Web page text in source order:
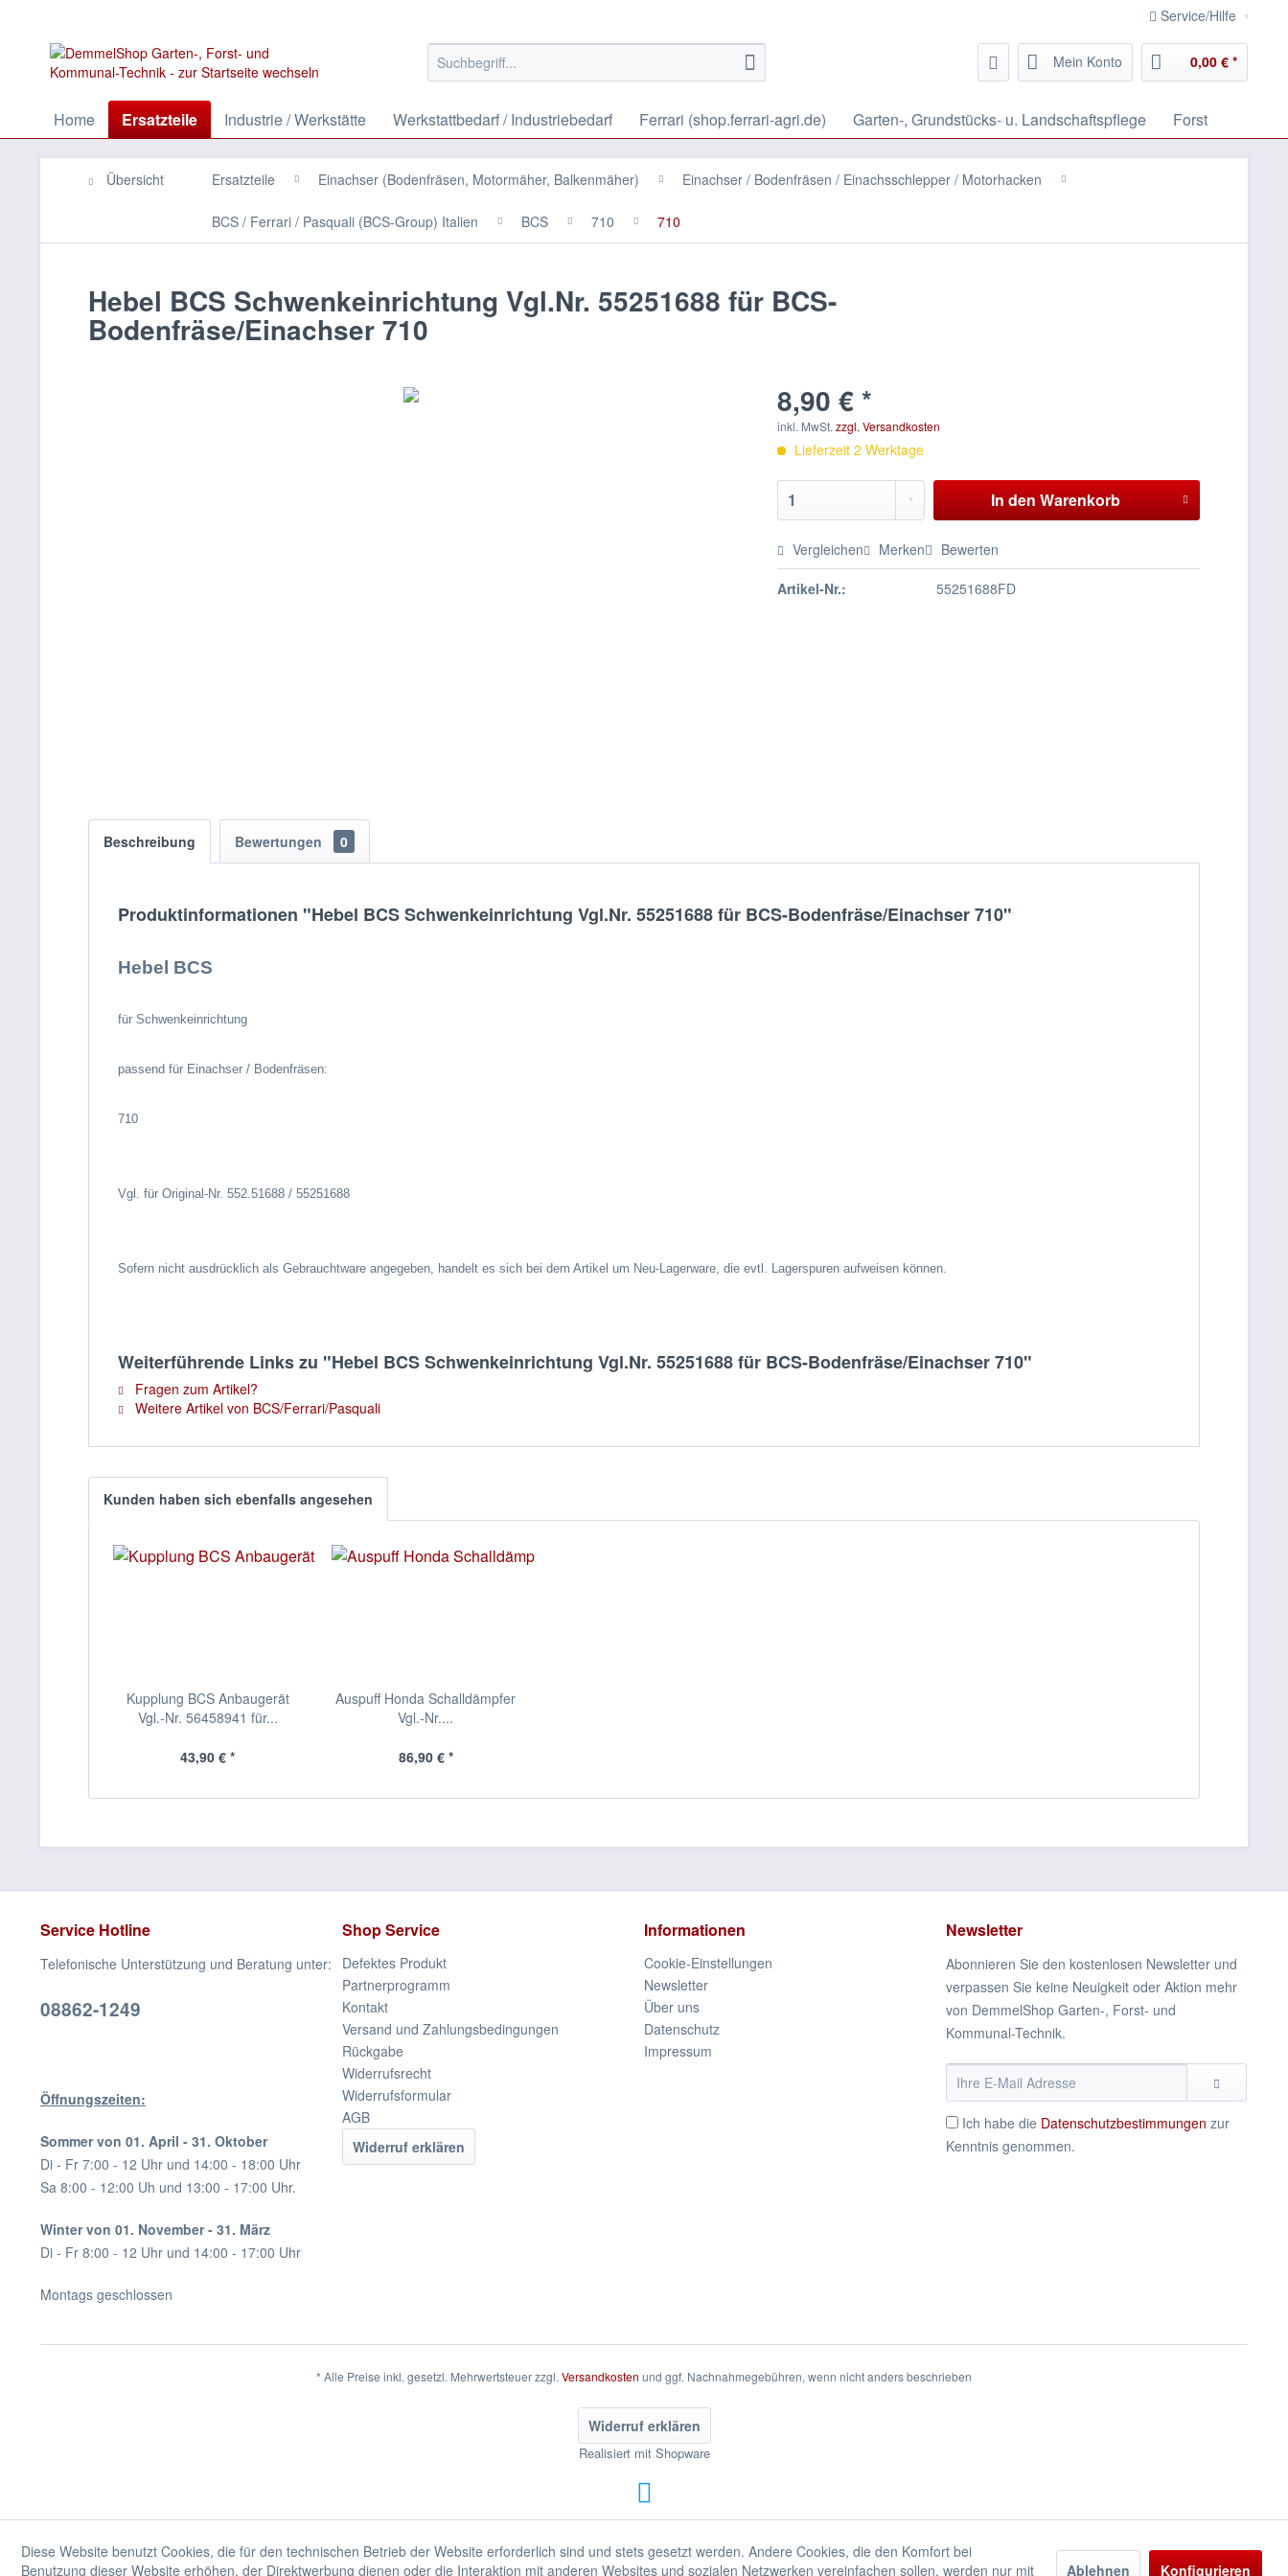
Service/Hilfe
Mein Konto 0,00 € *
Home Ersatzteile Industrie / Werkstätte Werkstattbedarf / Industriebedarf Ferrari (shop.ferrari-agri.de) Garten-, Grundstücks- u. Landschaftspflege Forst
Übersicht Ersatzteile Einachser (Bodenfräsen, Motormäher, Balkenmäher) Einachser / Bodenfräsen / Einachsschlepper / Motorhacken
BCS / Ferrari / Pasquali (BCS-Group) Italien BCS 710 710
Hebel BCS Schwenkeinrichtung Vgl.Nr. 55251688 für BCS-
Bodenfräse/Einachser 710
8,90 € *
inkl. MwSt.zzgl. Versandkosten
Lieferzeit 2 Werktage
In den Warenkorb
Vergleichen Merken Bewerten
Artikel-Nr.: 55251688FD
Beschreibung Bewertungen 0
Produktinformationen "Hebel BCS Schwenkeinrichtung Vgl.Nr. 55251688 für BCS-Bodenfräse/Einachser 710"
Hebel BCS
für Schwenkeinrichtung
passend für Einachser / Bodenfräsen:
710
Vgl. für Original-Nr. 552.51688 / 55251688
Sofern nicht ausdrücklich als Gebrauchtware angegeben, handelt es sich bei dem Artikel um Neu-Lagerware, die evtl. Lagerspuren aufweisen können.
Weiterführende Links zu "Hebel BCS Schwenkeinrichtung Vgl.Nr. 55251688 für BCS-Bodenfräse/Einachser 710"
Fragen zum Artikel?
Weitere Artikel von BCS/Ferrari/Pasquali
Kunden haben sich ebenfalls angesehen
Kupplung BCS Anbaugerät
Vgl.-Nr. 56458941 für...
43,90 € *
Auspuff Honda Schalldämpfer
Vgl.-Nr....
86,90 € *
Service Hotline
Telefonische Unterstützung und Beratung unter:
08862-1249
Öffnungszeiten:
Sommer von 01. April - 31. Oktober
Di - Fr 7:00 - 12 Uhr und 14:00 - 18:00 Uhr
Sa 8:00 - 12:00 Uh und 13:00 - 17:00 Uhr.
Winter von 01. November - 31. März
Di - Fr 8:00 - 12 Uhr und 14:00 - 17:00 Uhr
Montags geschlossen
Shop Service
Defektes Produkt
Partnerprogramm
Kontakt
Versand und Zahlungsbedingungen
Rückgabe
Widerrufsrecht
Widerrufsformular
AGB
Widerruf erklären
Informationen
Cookie-Einstellungen
Newsletter
Über uns
Datenschutz
Impressum
Newsletter
Abonnieren Sie den kostenlosen Newsletter und
verpassen Sie keine Neuigkeit oder Aktion mehr
von DemmelShop Garten-, Forst- und
Kommunal-Technik.
Ich habe die Datenschutzbestimmungen zur
Kenntnis genommen.
* Alle Preise inkl. gesetzl. Mehrwertsteuer zzgl. Versandkosten und ggf. Nachnahmegebühren, wenn nicht anders beschrieben
Widerruf erklären
Realisiert mit Shopware
Diese Website benutzt Cookies, die für den technischen Betrieb der Website erforderlich sind und stets gesetzt werden. Andere Cookies, die den Komfort bei
Benutzung dieser Website erhöhen, der Direktwerbung dienen oder die Interaktion mit anderen Websites und sozialen Netzwerken vereinfachen sollen, werden nur mit
Ablehnen Konfigurieren